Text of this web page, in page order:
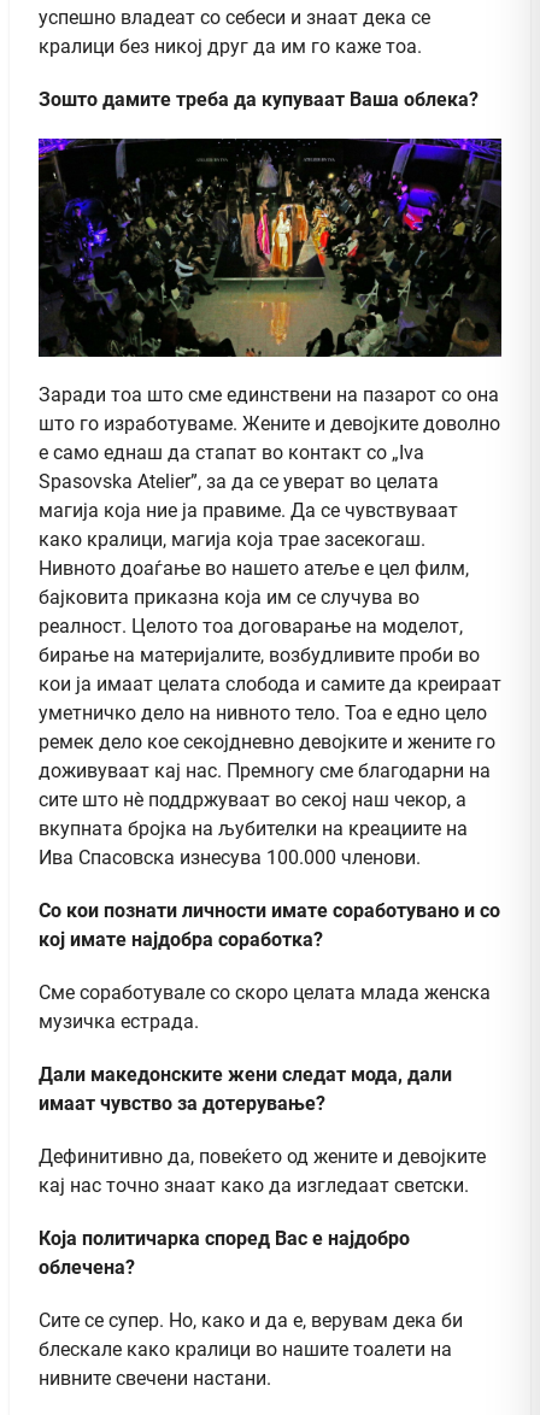
успешно владеат со себеси и знаат дека се
кралици без никој друг да им го каже тоа.
Зошто дамите треба да купуваат Ваша облека?
Заради тоа што сме единствени на пазарот со она
што го изработуваме. Жените и девојките доволно
е само еднаш да стапат во контакт со „Iva
Spasovska Atelier”, за да се уверат во целата
магија која ние ја правиме. Да се чувствуваат
како кралици, магија која трае засекогаш.
Нивното доаѓање во нашето атеље е цел филм,
бајковита приказна која им се случува во
реалност. Целото тоа договарање на моделот,
бирање на материјалите, возбудливите проби во
кои ја имаат целата слобода и самите да креираат
уметничко дело на нивното тело. Тоа е едно цело
ремек дело кое секојдневно девојките и жените го
доживуваат кај нас. Премногу сме благодарни на
сите што нè поддржуваат во секој наш чекор, а
вкупната бројка на љубителки на креациите на
Ива Спасовска изнесува 100.000 членови.
Со кои познати личности имате соработувано и со
кој имате најдобра соработка?
Сме соработувале со скоро целата млада женска
музичка естрада.
Дали македонските жени следат мода, дали
имаат чувство за дотерување?
Дефинитивно да, повеќето од жените и девојките
кај нас точно знаат како да изгледаат светски.
Која политичарка според Вас е најдобро
облечена?
Сите се супер. Но, како и да е, верувам дека би
блескале како кралици во нашите тоалети на
нивните свечени настани.